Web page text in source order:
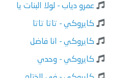
عمرو دياب - لولا البنات يا
كايروكي - تاتا تاتا
كايروكي - انا فاضل
كايروكي - وحدي